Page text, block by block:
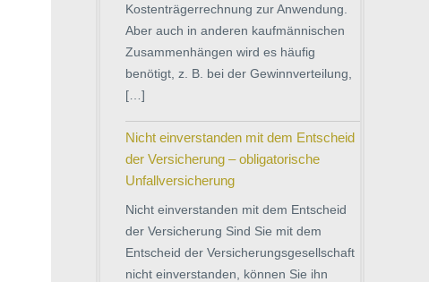
Kostenträgerrechnung zur Anwendung.
Aber auch in anderen kaufmännischen
Zusammenhängen wird es häufig
benötigt, z. B. bei der Gewinnverteilung,
[…]
Nicht einverstanden mit dem Entscheid
der Versicherung – obligatorische
Unfallversicherung
Nicht einverstanden mit dem Entscheid
der Versicherung Sind Sie mit dem
Entscheid der Versicherungsgesellschaft
nicht einverstanden, können Sie ihn